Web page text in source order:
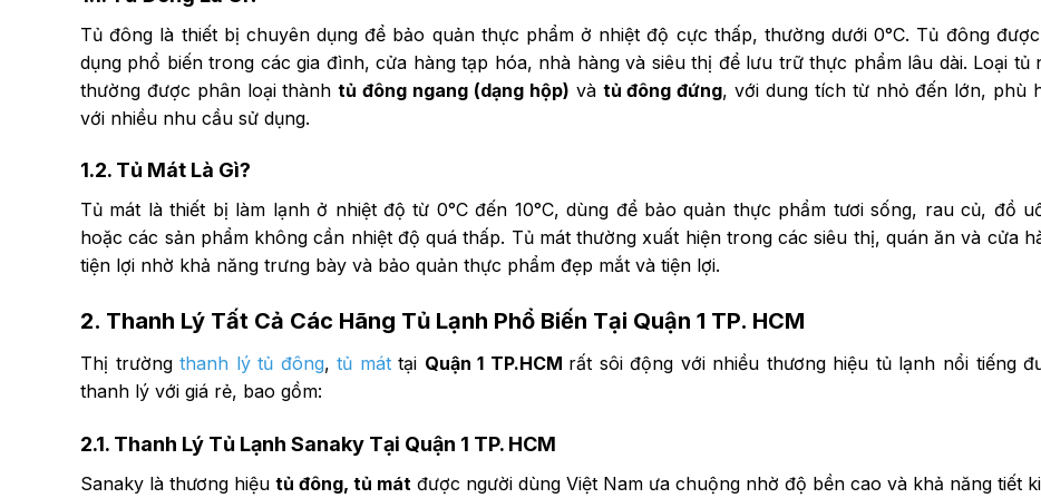
Tủ đông là thiết bị chuyên dụng để bảo quản thực phẩm ở nhiệt độ cực thấp, thường dưới 0°C. Tủ đông
dụng phổ biến trong các gia đình, cửa hàng tạp hóa, nhà hàng và siêu thị để lưu trữ thực phẩm lâu dài. Loại tủ
thường được phân loại thànhtủ đông ngang (dạng hộp) và tủ đông đứng, với dung tích từ nhỏ đến lớn, phù
với nhiều nhu cầu sử dụng.
1.2. Tủ Mát Là Gì?
Tủ mát là thiết bị làm lạnh ở nhiệt độ từ 0°C đến 10°C, dùng để bảo quản thực phẩm tươi sống, rau củ, đồ
hoặc các sản phẩm không cần nhiệt độ quá thấp. Tủ mát thường xuất hiện trong các siêu thị, quán ăn và cửa
tiện lợi nhờ khả năng trưng bày và bảo quản thực phẩm đẹp mắt và tiện lợi.
2. Thanh Lý Tất Cả Các Hãng Tủ Lạnh Phổ Biến Tại Quận 1 TP. HCM
Thị trườngthanh lý tủ đông,tủ máttại Quận 1 TP.HCM rất sôi động với nhiều thương hiệu tủ lạnh nổi tiếng
thanh lý với giá rẻ, bao gồm:
2.1. Thanh Lý Tủ Lạnh Sanaky Tại Quận 1 TP. HCM
Sanaky là thương hiệu tủ đông, tủ mát được người dùng Việt Nam ưa chuộng nhờ độ bền cao và khả năng tiết